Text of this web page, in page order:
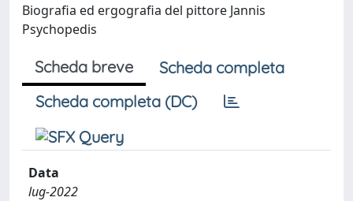
Biografia ed ergografia del pittore Jannis
Psychopedis
Scheda breve
Scheda completa
Scheda completa (DC)
Data
lug-2022